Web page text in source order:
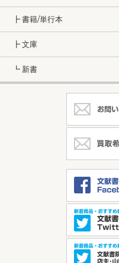
┣ 書籍/単行本
┣ 文庫
┗ 新書